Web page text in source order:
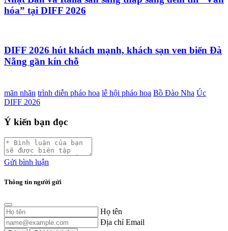
hóa” tại DIFF 2026
DIFF 2026 hút khách mạnh, khách sạn ven biển Đà
Nẵng gần kín chỗ
mãn nhãn trình diễn pháo hoa lễ hội pháo hoa Bồ Đào Nha Úc
DIFF 2026
Ý kiến bạn đọc
Gửi bình luận
Thông tin người gửi
Họ tên
Địa chỉ Email